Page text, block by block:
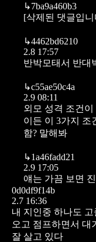
↳7ba9a460b3
[삭제된 댓글입
↳4462bd6210
2.8 17:57
반박모태서 반대
↳c55ae50c4a
2.9 08:11
외모 성격 조건
이든 이 3가지 조
함? 말해봐
↳1a46fadd21
2.9 17:05
얘는 가끔 보면
0d0df9f14b
2.7 16:36
내 지인중 하나도
오고 점프하면서 대
잘 살고 있다